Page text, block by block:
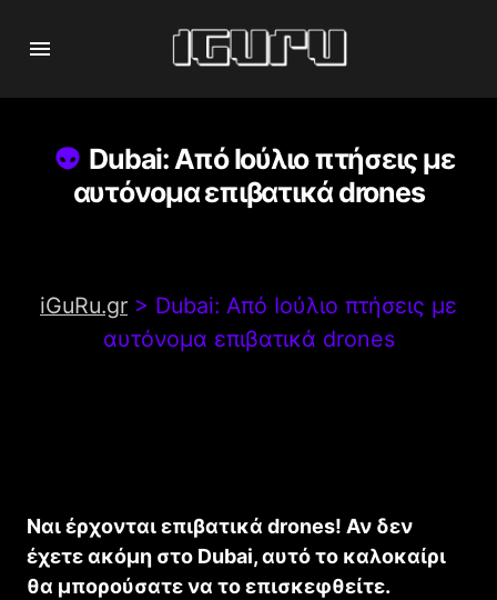
Dubai: Από Ιούλιο πτήσεις με
αυτόνομα επιβατικά drones
iGuRu.gr > Dubai: Από Ιούλιο πτήσεις με
αυτόνομα επιβατικά drones
Ναι έρχονται επιβατικά drones! Αν δεν
έχετε ακόμη στο Dubai, αυτό το καλοκαίρι
θα μπορούσατε να το επισκεφθείτε.